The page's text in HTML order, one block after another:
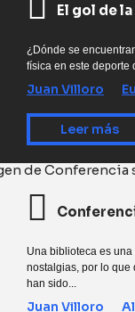
El gol de
¿Dónde se
física en este deporte
Juan Villoro
Leer más
Una biblioteca es
nostalgias, por lo que
han sido...
Juan Villoro